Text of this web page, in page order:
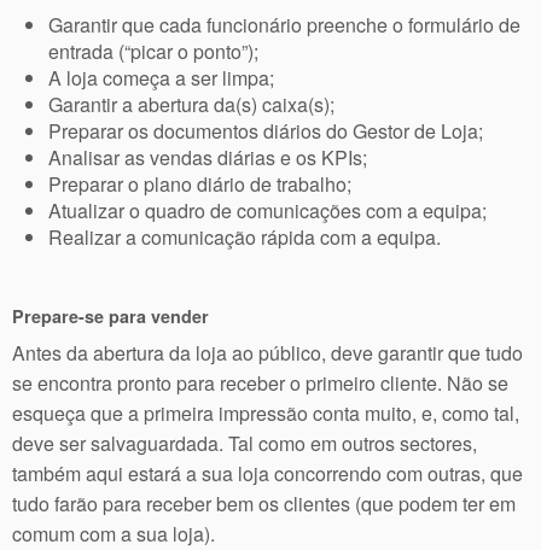
Garantir que cada funcionário preenche o formulário de
entrada (“picar o ponto”);
A loja começa a ser limpa;
Garantir a abertura da(s) caixa(s);
Preparar os documentos diários do Gestor de Loja;
Analisar as vendas diárias e os KPIs;
Preparar o plano diário de trabalho;
Atualizar o quadro de comunicações com a equipa;
Realizar a comunicação rápida com a equipa.
Prepare-se para vender
Antes da abertura da loja ao público, deve garantir que tudo
se encontra pronto para receber o primeiro cliente. Não se
esqueça que a primeira impressão conta muito, e, como tal,
deve ser salvaguardada. Tal como em outros sectores,
também aqui estará a sua loja concorrendo com outras, que
tudo farão para receber bem os clientes (que podem ter em
comum com a sua loja).